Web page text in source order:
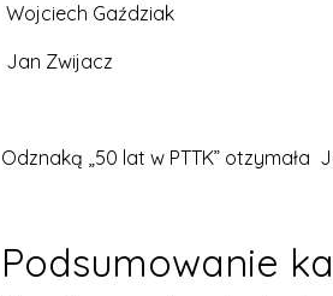
Wojciech Gaździak
Jan Zwijacz
Odznaką „50 lat w PTTK” otzymała
Podsumowanie